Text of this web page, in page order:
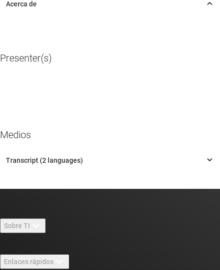
Presenter(s)
Medios
Sobre TI
Enlaces rápidos